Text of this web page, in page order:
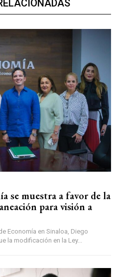
se muestra a favor de la
para visión a
Economía en Sinaloa, Diego
la modificación en la Ley...